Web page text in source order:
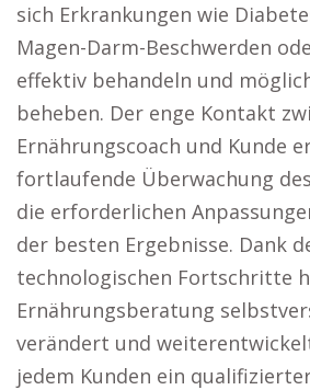
sich Erkrankungen wie
Magen-Darm-Beschwerden
effektiv behandeln und
beheben. Der enge Kontakt
Ernährungscoach und Kunde
fortlaufende Überwachung
die erforderlichen
der besten Ergebnisse. Dank
technologischen Fortschritte
Ernährungsberatung
verändert und
jedem Kunden ein